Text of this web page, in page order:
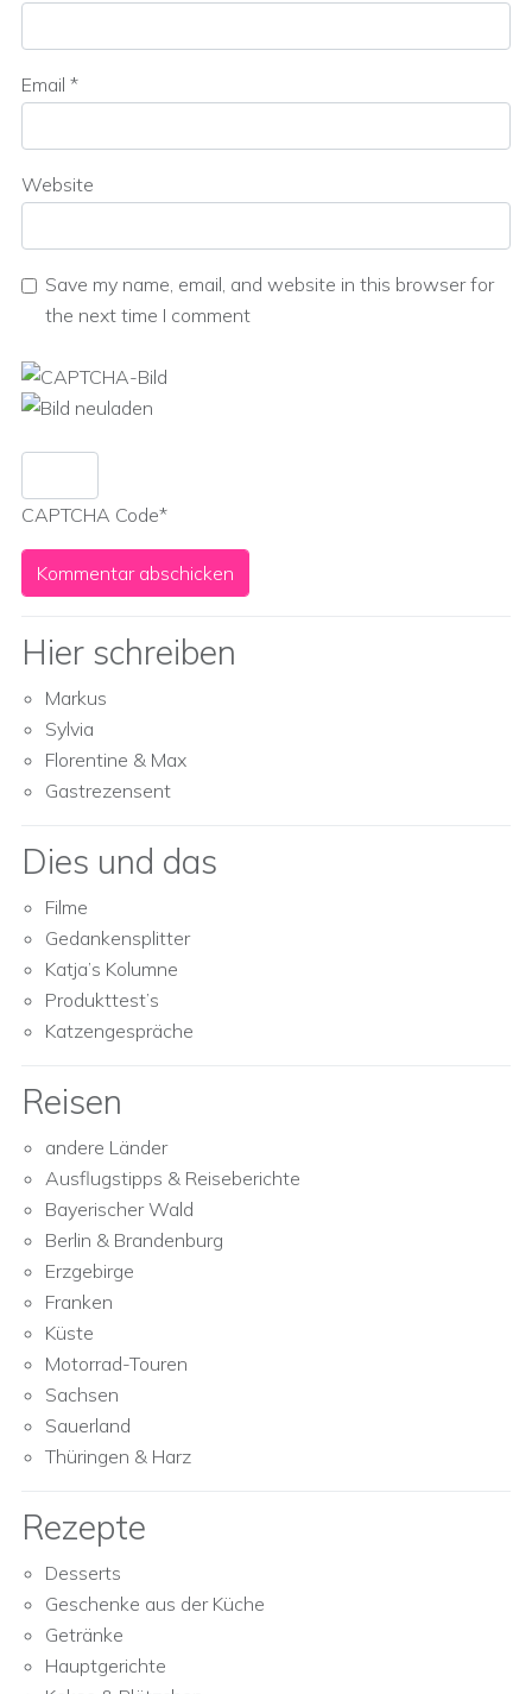
Email *
Website
Save my name, email, and website in this browser for
the next time I comment
CAPTCHA Code*
Hier schreiben
Markus
Sylvia
Florentine & Max
Gastrezensent
Dies und das
Filme
Gedankensplitter
Katja’s Kolumne
Produkttest’s
Katzengespräche
Reisen
andere Länder
Ausflugstipps & Reiseberichte
Bayerischer Wald
Berlin & Brandenburg
Erzgebirge
Franken
Küste
Motorrad-Touren
Sachsen
Sauerland
Thüringen & Harz
Rezepte
Desserts
Geschenke aus der Küche
Getränke
Hauptgerichte